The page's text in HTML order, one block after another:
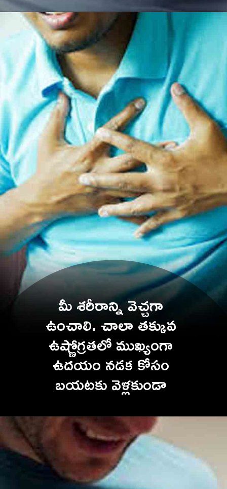
మీ శరీరాన్ని వెచ్చగా
ఉంచాలి. చాలా తక్కువ
ఉష్ణోగ్రతలో ముఖ్యంగా
ఉదయం నడక కోసం
బయటకు వెళ్లకుండా
ఉండాలి.